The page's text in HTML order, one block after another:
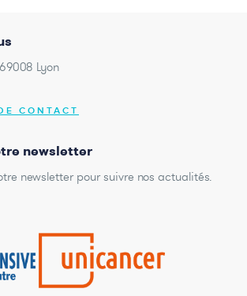
Lyon
CONTACT
newsletter
newsletter pour suivre nos actualités.